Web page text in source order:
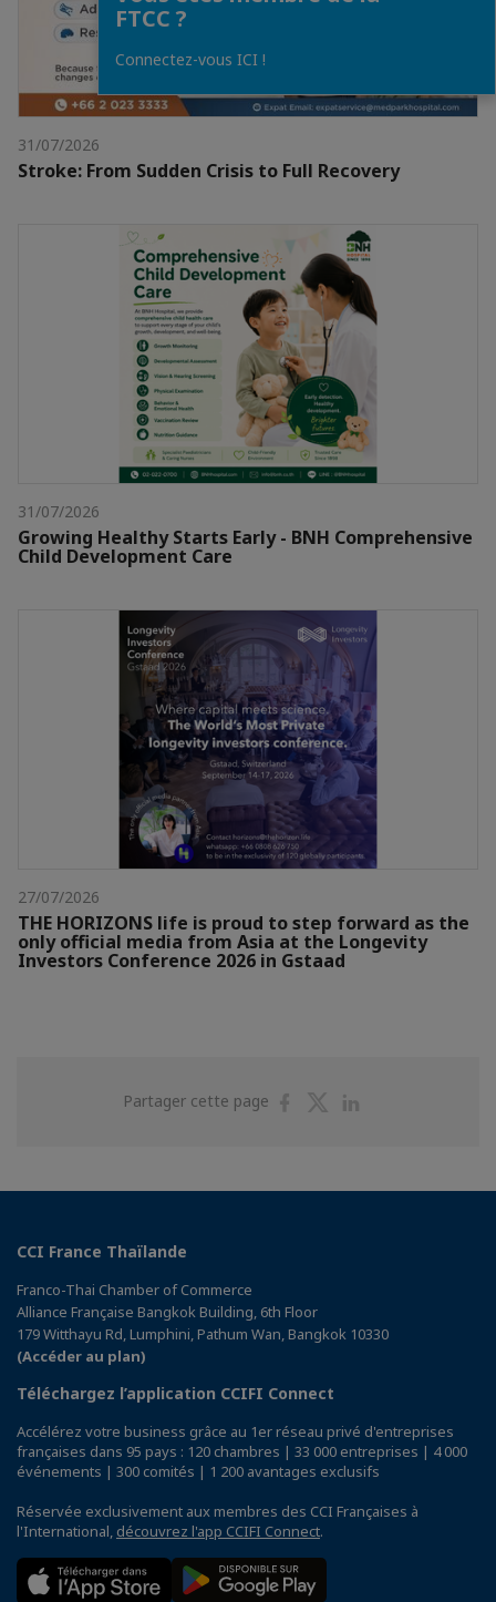
31/07/2026
Stroke: From Sudden Crisis to Full Recovery
31/07/2026
Growing Healthy Starts Early - BNH Comprehensive
Child Development Care
27/07/2026
THE HORIZONS life is proud to step forward as the
only official media from Asia at the Longevity
Investors Conference 2026 in Gstaad
Partager cette page
PartagerPartager
CCI France Thaïlande
Franco-Thai Chamber of Commerce
Alliance Française Bangkok Building, 6th Floor
179 Witthayu Rd, Lumphini, Pathum Wan, Bangkok 10330
(Accéder au plan)
Téléchargez l’application CCIFI Connect
Accélérez votre business grâce au 1er réseau privé d'entreprises
françaises dans 95 pays : 120 chambres | 33 000 entreprises | 4 000
événements | 300 comités | 1 200 avantages exclusifs
Réservée exclusivement aux membres des CCI Françaises à
l'International, découvrez l'app CCIFI Connect.
FTCC ?
Connectez-vous ICI !